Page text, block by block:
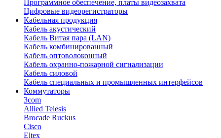
Программное обеспечение, платы видеозахвата
Цифровые видеорегистраторы
Кабельная продукция
Кабель акустический
Кабель Витая пара (LAN)
Кабель комбинированный
Кабель оптоволоконный
Кабель охранно-пожарной сигнализации
Кабель силовой
Кабель специальных и промышленных интерфейсов
Коммутаторы
3com
Allied Telesis
Brocade Ruckus
Cisco
Eltex